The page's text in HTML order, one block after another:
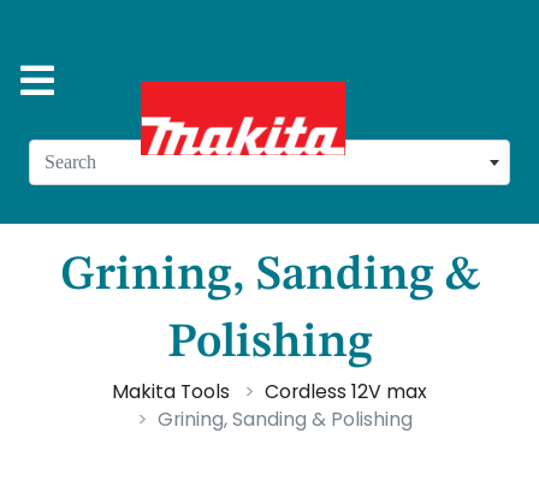
Search
Grining, Sanding &
Polishing
Makita Tools
Cordless 12V max
Grining, Sanding & Polishing